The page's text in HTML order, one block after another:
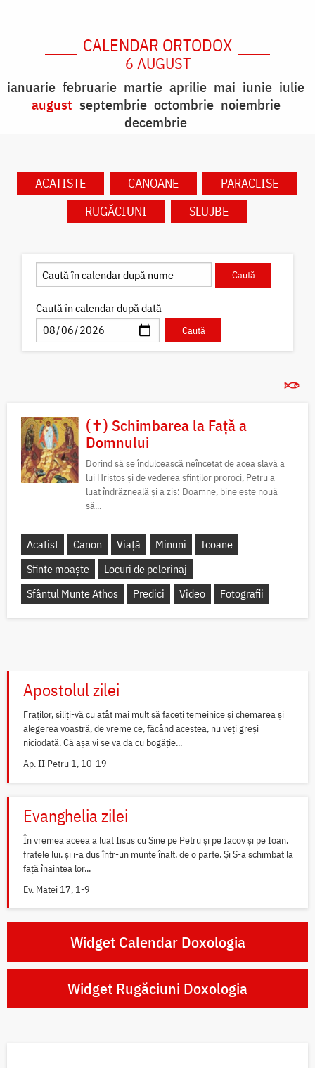
CALENDAR ORTODOX
6 AUGUST
ianuarie februarie martie aprilie mai iunie iulie
august septembrie octombrie noiembrie
decembrie
ACATISTE CANOANE
PARACLISE
RUGĂCIUNI
SLUJBE
Caută în calendar după dată
(✝) Schimbarea la Față a
Domnului
Dorind să se îndulcească neîncetat de acea slavă a
lui Hristos și de vederea sfinților proroci, Petru a
luat îndrăzneală și a zis: Doamne, bine este nouă
să...
Acatist Canon Viață Minuni
Icoane
Sfinte moaște
Locuri de pelerinaj
Sfântul Munte Athos
Predici Video Fotografii
Apostolul zilei
Fraților, siliți-vă cu atât mai mult să faceți temeinice și chemarea și
alegerea voastră, de vreme ce, făcând acestea, nu veți greși
niciodată. Că așa vi se va da cu bogăție...
Ap. II Petru 1, 10-19
Evanghelia zilei
În vremea aceea a luat Iisus cu Sine pe Petru și pe Iacov și pe Ioan,
fratele lui, și i-a dus într-un munte înalt, de o parte. Și S-a schimbat la
față înaintea lor...
Ev. Matei 17, 1-9
Widget Calendar Doxologia
Widget Rugăciuni Doxologia